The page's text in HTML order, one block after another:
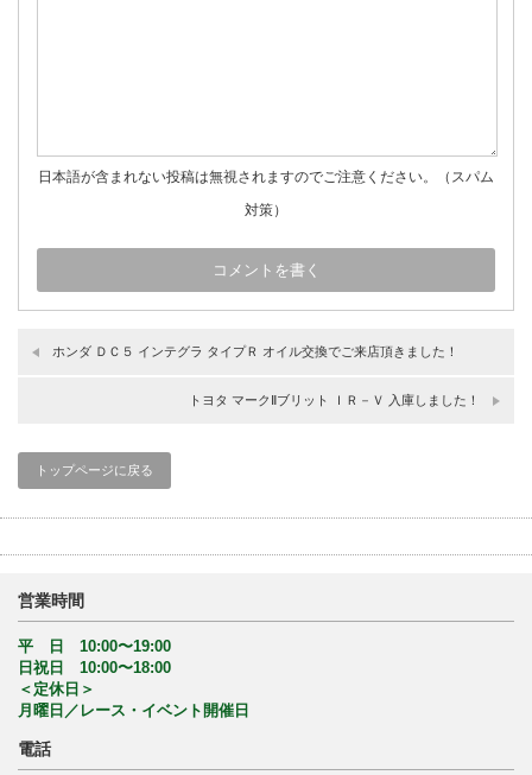
日本語が含まれない投稿は無視されますのでご注意ください。（スパム
対策）
ホンダ ＤＣ５ インテグラ タイプＲ オイル交換でご来店頂きました！
トヨタ マークⅡブリット ＩＲ－Ｖ 入庫しました！
トップページに戻る
営業時間
平 日 10:00〜19:00
日祝日 10:00〜18:00
＜定休日＞
月曜日／レース・イベント開催日
電話